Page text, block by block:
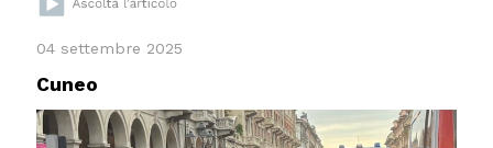
04 settembre 2025
Cuneo